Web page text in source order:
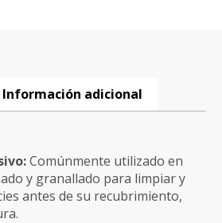
Información adicional
Comúnmente utilizado en
y granallado para limpiar y
antes de su recubrimiento,